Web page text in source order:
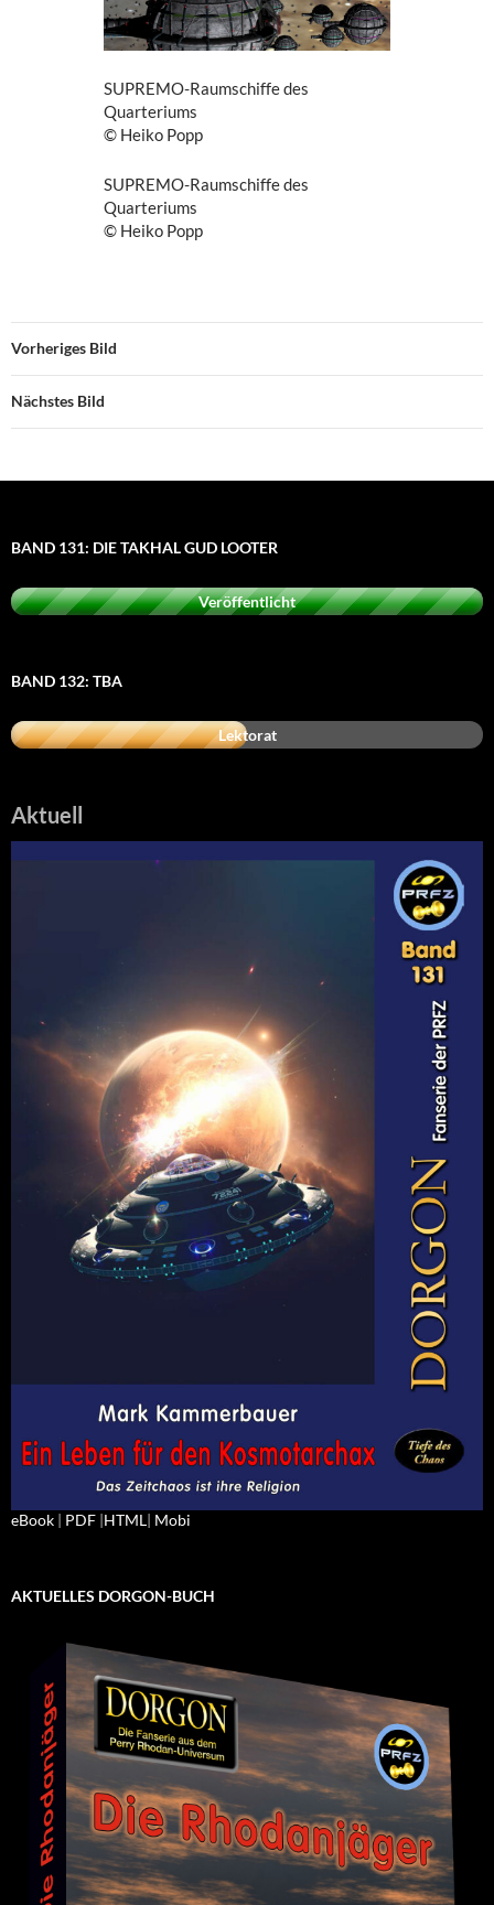
SUPREMO-Raumschiffe des
Quarteriums
© Heiko Popp
SUPREMO-Raumschiffe des
Quarteriums
© Heiko Popp
Vorheriges Bild
Nächstes Bild
BAND 131: DIE TAKHAL GUD LOOTER
Veröffentlicht
BAND 132: TBA
Lektorat
Aktuell
eBook | PDF |HTML| Mobi
AKTUELLES DORGON-BUCH